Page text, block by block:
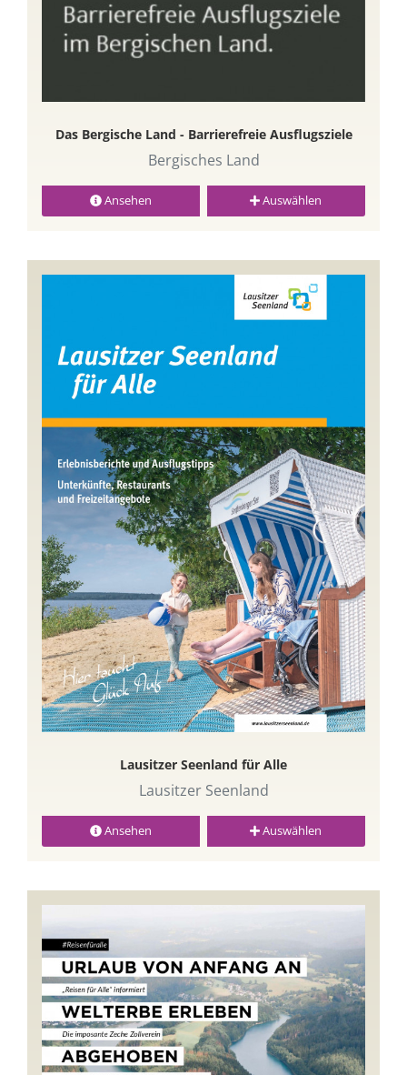
Das Bergische Land - Barrierefreie Ausflugsziele
Bergisches Land
Ansehen Auswählen
Lausitzer Seenland für Alle
Lausitzer Seenland
Ansehen Auswählen